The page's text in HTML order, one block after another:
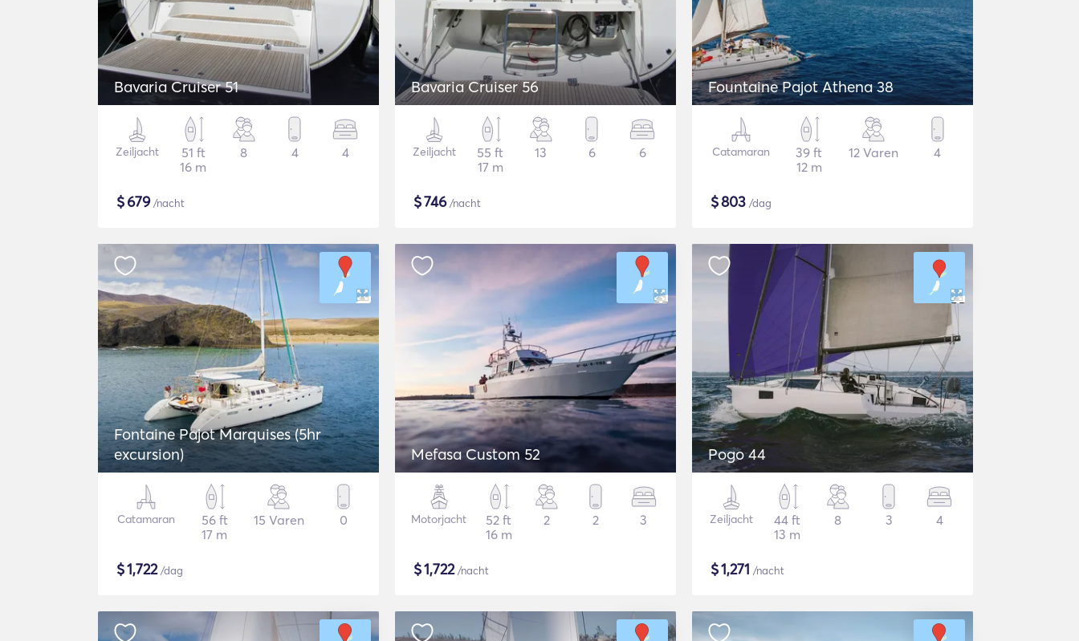
Bavaria Cruiser 51
Zeiljacht
51 ft
16 m
8 4 4
$679/nacht
Bavaria Cruiser 56
Zeiljacht
55 ft
17 m
13 6 6
$746/nacht
Fountaine Pajot Athena 38
Catamaran
39 ft
12 m
12 Varen 4
$803 /dag
Fontaine Pajot Marquises (5hr
excursion)
Catamaran
56 ft
17 m
15 Varen 0
$1,722/dag
Mefasa Custom 52
Motorjacht
52 ft
16 m
2 2 3
$1,722/nacht
Pogo 44
Zeiljacht
44 ft
13 m
8 3 4
$1,271 /nacht